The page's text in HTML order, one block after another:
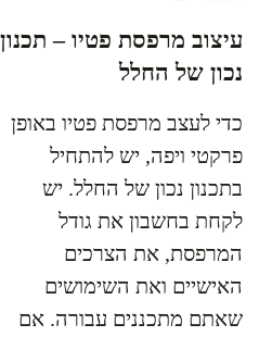
עיצוב מרפסת פטיו – תכנון
נכון של החלל
כדי לעצב מרפסת פטיו באופן
פרקטי ויפה, יש להתחיל
בתכנון נכון של החלל. יש
לקחת בחשבון את גודל
המרפסת, את הצרכים
האישיים ואת השימושים
שאתם מתכננים עבורה. אם